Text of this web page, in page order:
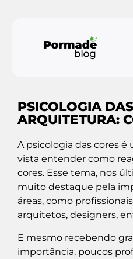
PSICOLOGIA
ARQUITETURA:
A psicologia das cores
vista entender como
cores. Esse tema, nos
muito destaque pela
áreas, como
arquitetos, designers,
E mesmo recebendo
importância, poucos